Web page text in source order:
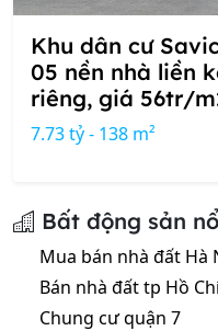
Khu dân cư
05 nền nhà liền
riêng, giá 56tr/
7.73 tỷ - 138 m²
Bất động sản
Mua bán nhà đất Hà
Bán nhà đất tp Hồ
Chung cư quận 7